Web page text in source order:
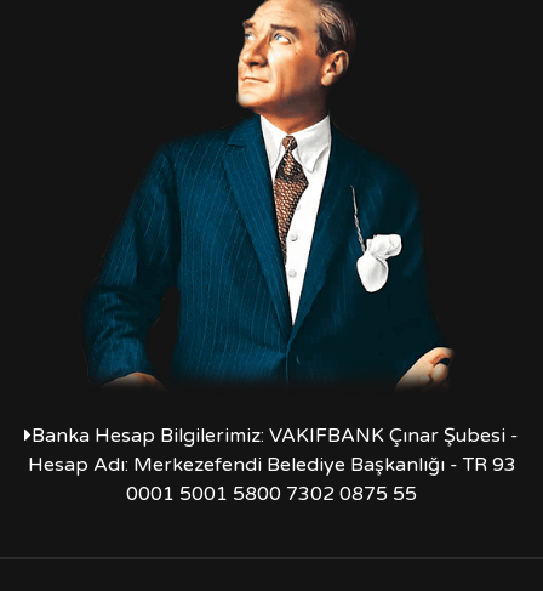
Banka Hesap Bilgilerimiz: VAKIFBANK Çınar Şubesi -
Hesap Adı: Merkezefendi Belediye Başkanlığı - TR 93
0001 5001 5800 7302 0875 55